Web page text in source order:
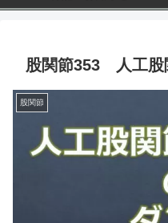
股関節353 人工股
股関節